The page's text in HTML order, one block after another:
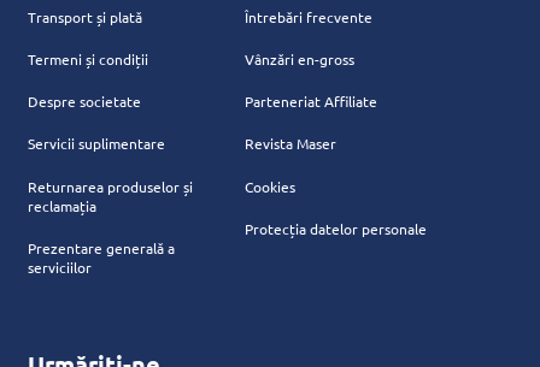
Transport și plată
Termeni și condiții
Despre societate
Servicii suplimentare
Returnarea produselor și
reclamația
Prezentare generală a
serviciilor
Întrebări frecvente
Vânzări en-gross
Parteneriat Affiliate
Revista Maser
Cookies
Protecția datelor personale